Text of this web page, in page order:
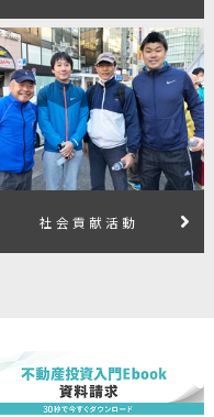
社会貢献活動